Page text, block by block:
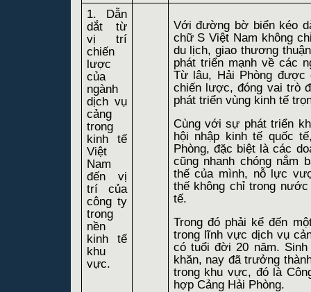
1. Dẫn
dắt từ
vị trí
chiến
lược
của
ngành
dịch vụ
cảng
trong
kinh tế
Việt
Nam
đến vị
trí của
công ty
trong
nền
kinh tế
khu
vực.
Với đường bờ biển kéo
chữ S Việt Nam không
du lịch, giao thương
phát triển mạnh về các
Từ lâu, Hải Phòng
chiến lược, đóng vai trò
phát triển vùng kinh tế
Cùng với sự phát triển
hội nhập kinh tế quốc
Phòng, đặc biệt là các
cũng nhanh chóng nắm
thế của mình, nỗ lực
thế không chỉ trong
tế.
Trong đó phải kể đến
trong lĩnh vực dịch vụ
có tuổi đời 20 năm.
khăn, nay đã trưởng
trong khu vực, đó là
hợp Cảng Hải Phòng.